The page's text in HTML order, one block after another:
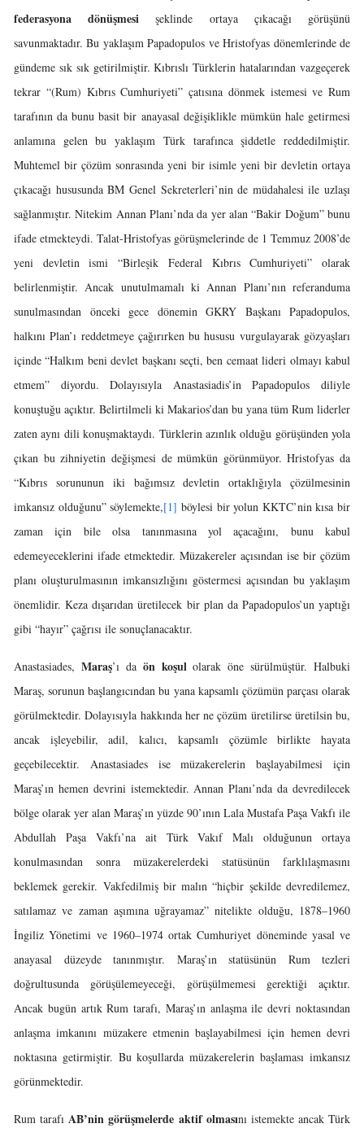
federasyona dönüşmesi şeklinde ortaya çıkacağı görüşünü
savunmaktadır. Bu yaklaşım Papadopulos ve Hristofyas dönemlerinde de
gündeme sık sık getirilmiştir. Kıbrıslı Türklerin hatalarından vazgeçerek
tekrar “(Rum) Kıbrıs Cumhuriyeti” çatısına dönmek istemesi ve Rum
tarafının da bunu basit bir anayasal değişiklikle mümkün hale getirmesi
anlamına gelen bu yaklaşım Türk tarafınca şiddetle reddedilmiştir.
Muhtemel bir çözüm sonrasında yeni bir isimle yeni bir devletin ortaya
çıkacağı hususunda BM Genel Sekreterleri’nin de müdahalesi ile uzlaşı
sağlanmıştır. Nitekim Annan Planı’nda da yer alan “Bakir Doğum” bunu
ifade etmekteydi. Talat-Hristofyas görüşmelerinde de 1 Temmuz 2008’de
yeni devletin ismi “Birleşik Federal Kıbrıs Cumhuriyeti” olarak
belirlenmiştir. Ancak unutulmamalı ki Annan Planı’nın referanduma
sunulmasından önceki gece dönemin GKRY Başkanı Papadopulos,
halkını Plan’ı reddetmeye çağırırken bu hususu vurgulayarak gözyaşları
içinde “Halkım beni devlet başkanı seçti, ben cemaat lideri olmayı kabul
etmem” diyordu. Dolayısıyla Anastasiadis’in Papadopulos diliyle
konuştuğu açıktır. Belirtilmeli ki Makarios’dan bu yana tüm Rum liderler
zaten aynı dili konuşmaktaydı. Türklerin azınlık olduğu görüşünden yola
çıkan bu zihniyetin değişmesi de mümkün görünmüyor. Hristofyas da
“Kıbrıs sorununun iki bağımsız devletin ortaklığıyla çözülmesinin
imkansız olduğunu” söylemekte,[1] böylesi bir yolun KKTC’nin kısa bir
zaman için bile olsa tanınmasına yol açacağını, bunu kabul
edemeyeceklerini ifade etmektedir. Müzakereler açısından ise bir çözüm
planı oluşturulmasının imkansızlığını göstermesi açısından bu yaklaşım
önemlidir. Keza dışarıdan üretilecek bir plan da Papadopulos’un yaptığı
gibi “hayır” çağrısı ile sonuçlanacaktır.
Anastasiades, Maraş’ı da ön koşulolarak öne sürülmüştür. Halbuki
Maraş, sorunun başlangıcından bu yana kapsamlı çözümün parçası olarak
görülmektedir. Dolayısıyla hakkında her ne çözüm üretilirse üretilsin bu,
ancak işleyebilir, adil, kalıcı, kapsamlı çözümle birlikte hayata
geçebilecektir. Anastasiades ise müzakerelerin başlayabilmesi için
Maraş’ın hemen devrini istemektedir. Annan Planı’nda da devredilecek
bölge olarak yer alan Maraş’ın yüzde 90’ının Lala Mustafa Paşa Vakfı ile
Abdullah Paşa Vakfı’na ait Türk Vakıf Malı olduğunun ortaya
konulmasından sonra müzakerelerdeki statüsünün farklılaşmasını
beklemek gerekir. Vakfedilmiş bir malın “hiçbir şekilde devredilemez,
satılamaz ve zaman aşımına uğrayamaz” nitelikte olduğu, 1878–1960
İngiliz Yönetimi ve 1960–1974 ortak Cumhuriyet döneminde yasal ve
anayasal düzeyde tanınmıştır. Maraş’ın statüsünün Rum tezleri
doğrultusunda görüşülemeyeceği, görüşülmemesi gerektiği açıktır.
Ancak bugün artık Rum tarafı, Maraş’ın anlaşma ile devri noktasından
anlaşma imkanını müzakere etmenin başlayabilmesi için hemen devri
noktasına getirmiştir. Bu koşullarda müzakerelerin başlaması imkansız
görünmektedir.
Rum tarafıAB’nin görüşmelerde aktif olmasını istemekte ancak Türk